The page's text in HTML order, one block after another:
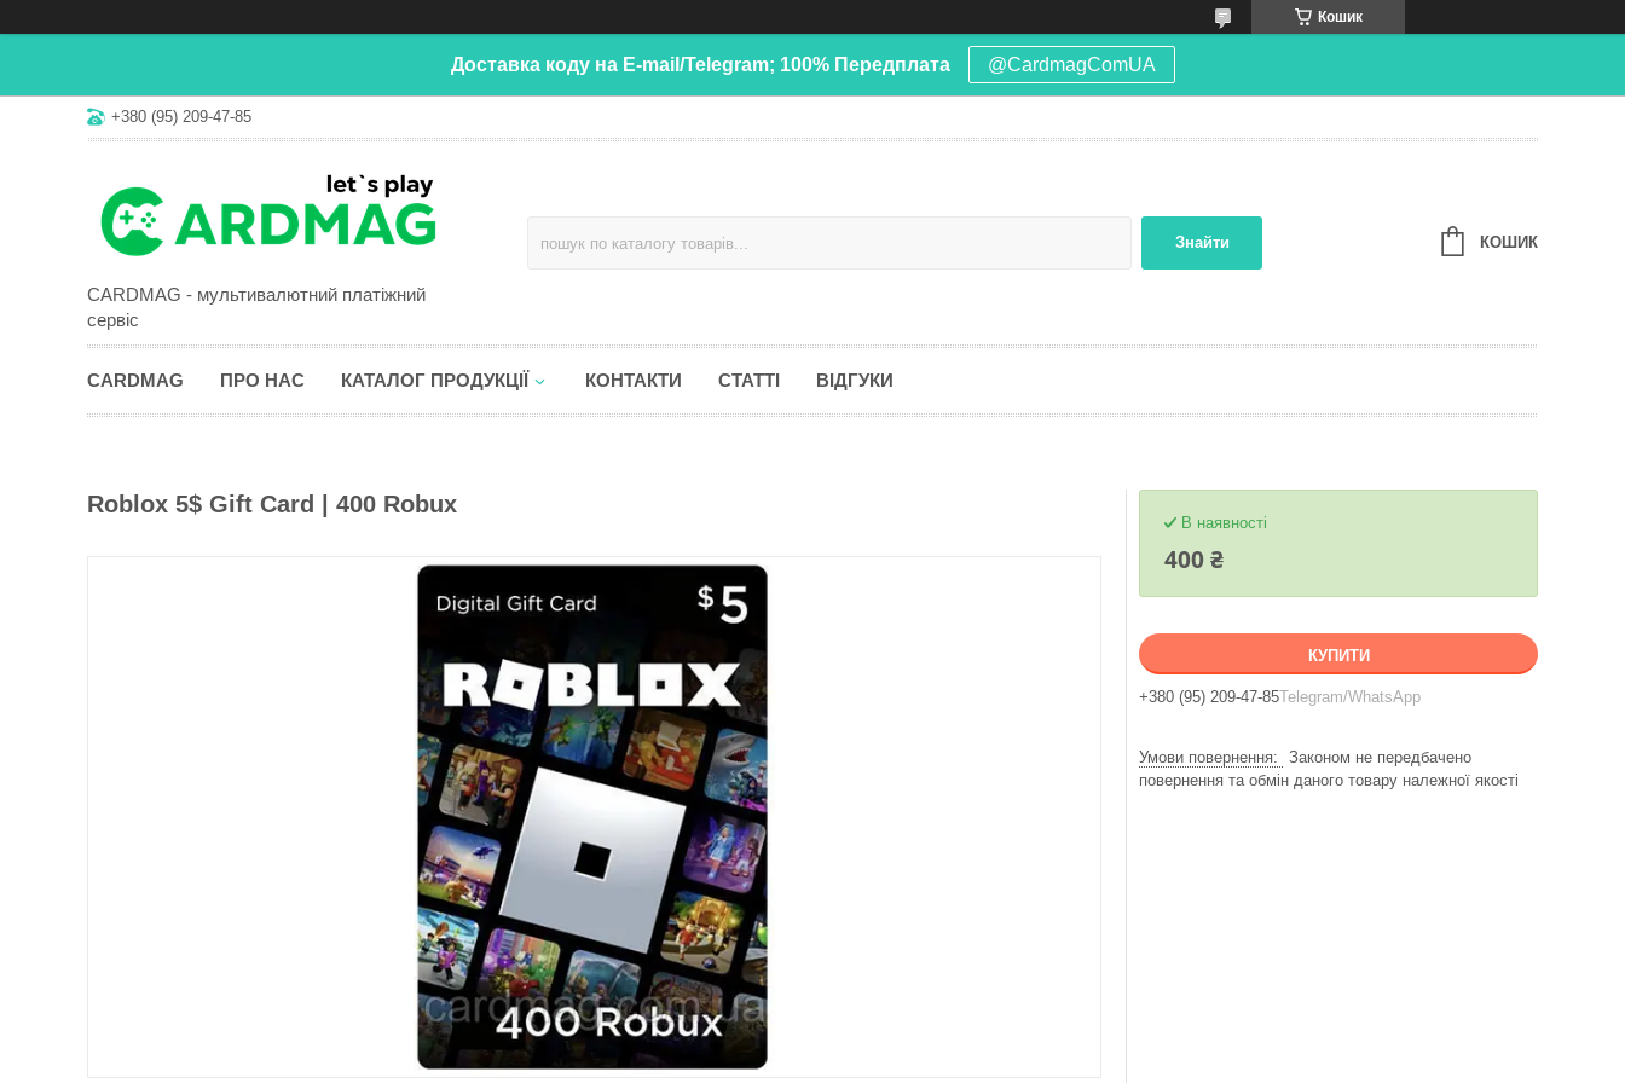
Кошик
Доставка коду на E-mail/Telegram; 100% Передплата @CardmagComUA
+380 (95) 209-47-85
CARDMAG - мультивалютний платіжний
сервіс
Знайти КОШИК
CARDMAG ПРО НАС КАТАЛОГ ПРОДУКЦІЇ КОНТАКТИ СТАТТІ ВІДГУКИ
Roblox 5$ Gift Card | 400 Robux
В наявності
400 ₴
КУПИТИ
+380 (95) 209-47-85Telegram/WhatsApp
Законом не передбачено
повернення та обмін даного товару належної якості